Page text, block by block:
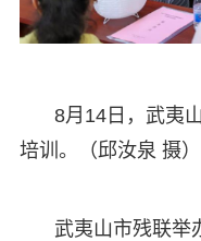
8月14日，武夷
培训。（邱汝泉 摄）
武夷山市残联举